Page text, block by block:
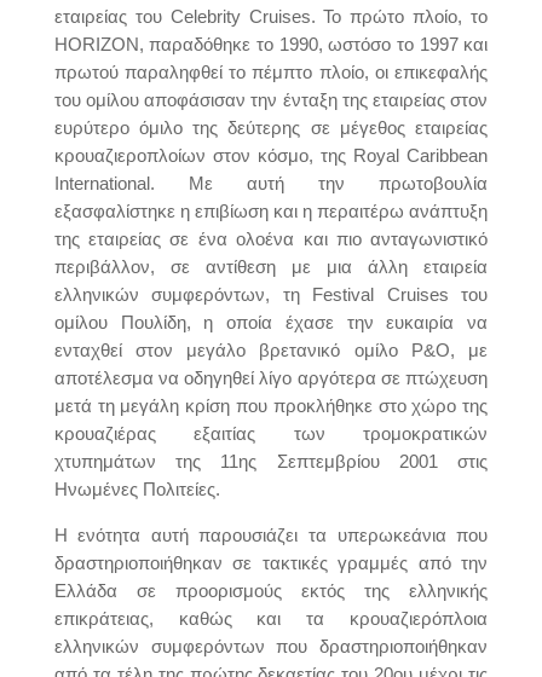
εταιρείας του Celebrity Cruises. Το πρώτο πλοίο, το
HORIZON, παραδόθηκε το 1990, ωστόσο το 1997 και
πρωτού παραληφθεί το πέμπτο πλοίο, οι επικεφαλής
του ομίλου αποφάσισαν την ένταξη της εταιρείας στον
ευρύτερο όμιλο της δεύτερης σε μέγεθος εταιρείας
κρουαζιεροπλοίων στον κόσμο, της Royal Caribbean
International. Με αυτή την πρωτοβουλία
εξασφαλίστηκε η επιβίωση και η περαιτέρω ανάπτυξη
της εταιρείας σε ένα ολοένα και πιο ανταγωνιστικό
περιβάλλον, σε αντίθεση με μια άλλη εταιρεία
ελληνικών συμφερόντων, τη Festival Cruises του
ομίλου Πουλίδη, η οποία έχασε την ευκαιρία να
ενταχθεί στον μεγάλο βρετανικό ομίλο P&O, με
αποτέλεσμα να οδηγηθεί λίγο αργότερα σε πτώχευση
μετά τη μεγάλη κρίση που προκλήθηκε στο χώρο της
κρουαζιέρας εξαιτίας των τρομοκρατικών
χτυπημάτων της 11ης Σεπτεμβρίου 2001 στις
Ηνωμένες Πολιτείες.
Η ενότητα αυτή παρουσιάζει τα υπερωκεάνια που
δραστηριοποιήθηκαν σε τακτικές γραμμές από την
Ελλάδα σε προορισμούς εκτός της ελληνικής
επικράτειας, καθώς και τα κρουαζιερόπλοια
ελληνικών συμφερόντων που δραστηριοποιήθηκαν